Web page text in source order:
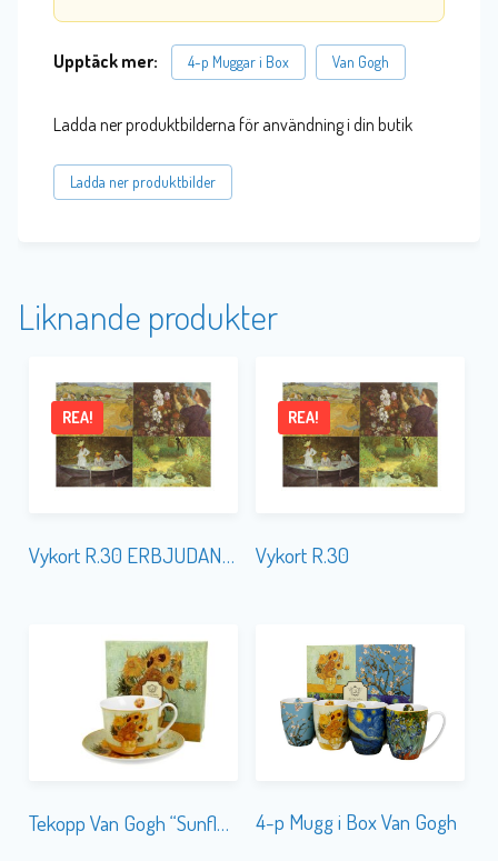
Upptäck mer: 4-p Muggar i Box Van Gogh
Ladda ner produktbilderna för användning i din butik
Ladda ner produktbilder
Liknande produkter
Vykort R.30 ERBJUDANDE
REA!
Vykort R.30
REA!
Tekopp Van Gogh “Sunflowers” 4-p Mugg i Box Van Gogh